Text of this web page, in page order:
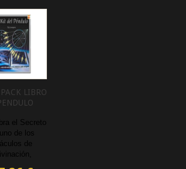
LIBRO
el Secreto
de los
de